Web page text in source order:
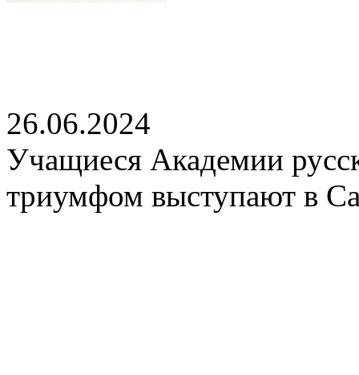
26.06.2024
Учащиеся Академии
триумфом выступают в